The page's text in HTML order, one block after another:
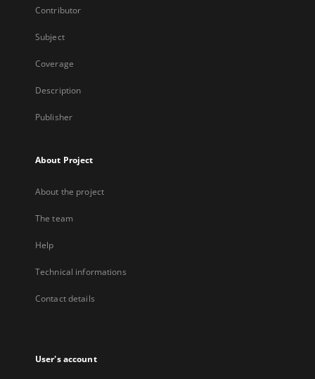
Contributor
Subject
Coverage
Description
Publisher
About Project
About the project
The team
Help
Technical informations
Contact details
User's account